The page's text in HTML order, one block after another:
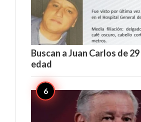
Buscan a Juan Carlos de
edad